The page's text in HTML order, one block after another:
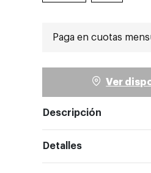
en pantalla completa
Paga en cuotas
Ver
Descripción
Detalles